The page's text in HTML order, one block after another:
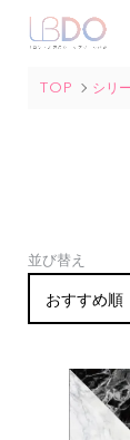
TOP シリ
並び替え